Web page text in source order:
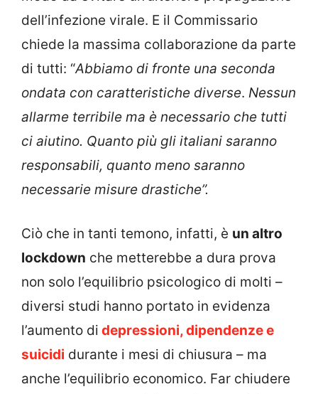
dell’infezione virale. E il Commissario
chiede la massima collaborazione da parte
di tutti: “Abbiamo di fronte una seconda
ondata con caratteristiche diverse. Nessun
allarme terribile ma è necessario che tutti
ci aiutino. Quanto più gli italiani saranno
responsabili, quanto meno saranno
necessarie misure drastiche”.
Ciò che in tanti temono, infatti, è un altro
lockdown che metterebbe a dura prova
non solo l’equilibrio psicologico di molti –
diversi studi hanno portato in evidenza
l’aumento di depressioni, dipendenze e
suicidi durante i mesi di chiusura – ma
anche l’equilibrio economico. Far chiudere